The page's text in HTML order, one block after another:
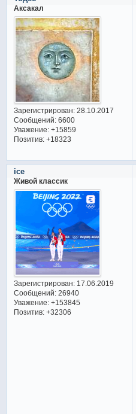
Аксакал
Зарегистрирован: 28.10.2017
Сообщений:6600
Уважение: +15859
Позитив: +18323
ice
Живой классик
Зарегистрирован: 17.06.2019
Сообщений:26940
Уважение: +153845
Позитив: +32306